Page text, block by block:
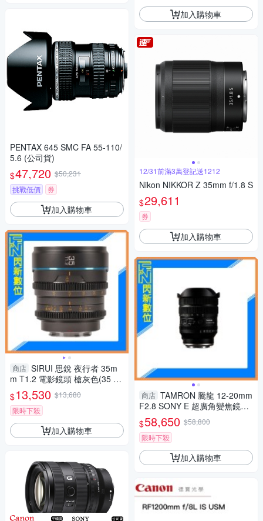
PENTAX 645 SMC FA 55-110/
5.6 (公司貨)
$47,720 $50,231
挑戰低價
券
加入購物車
商店 SIRUI 思銳 夜行者 35m
m T1.2 電影鏡頭 槍灰色(35 T
1.2,公司貨)
$13,530 $13,680
限時下殺
加入購物車
加入購物車
12/31前滿3萬登記送1212
Nikon NIKKOR Z 35mm f/1.8 S
$29,611
券
加入購物車
商店 TAMRON 騰龍 12-20mm
F2.8 SONY E 超廣角變焦鏡頭
(A084S,公司貨)
$58,650 $58,800
限時下殺
加入購物車